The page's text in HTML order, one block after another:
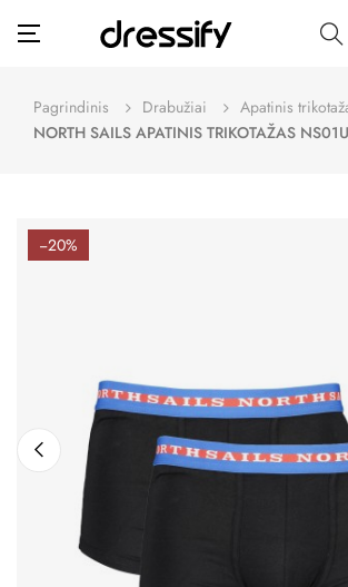
Toggle
navigation
☰
Pagrindinis Drabužiai
Apatinis
NORTH SAILS APATINIS TRIKOTAŽAS
−20%